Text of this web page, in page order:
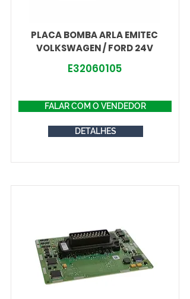
PLACA BOMBA ARLA EMITEC
VOLKSWAGEN / FORD 24V
E32060105
FALAR COM O VENDEDOR
DETALHES